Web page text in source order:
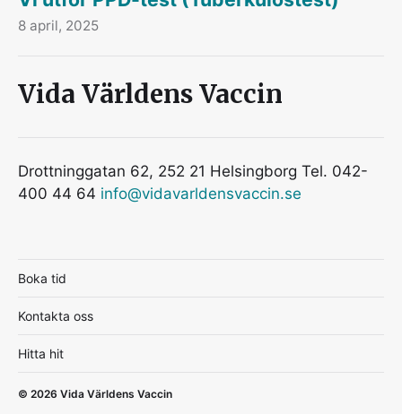
8 april, 2025
Vida Världens Vaccin
Drottninggatan 62, 252 21 Helsingborg Tel. 042-
400 44 64 info@vidavarldensvaccin.se
Boka tid
Kontakta oss
Hitta hit
© 2026 Vida Världens Vaccin